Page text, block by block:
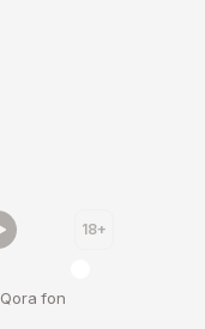
18+
Qora fon